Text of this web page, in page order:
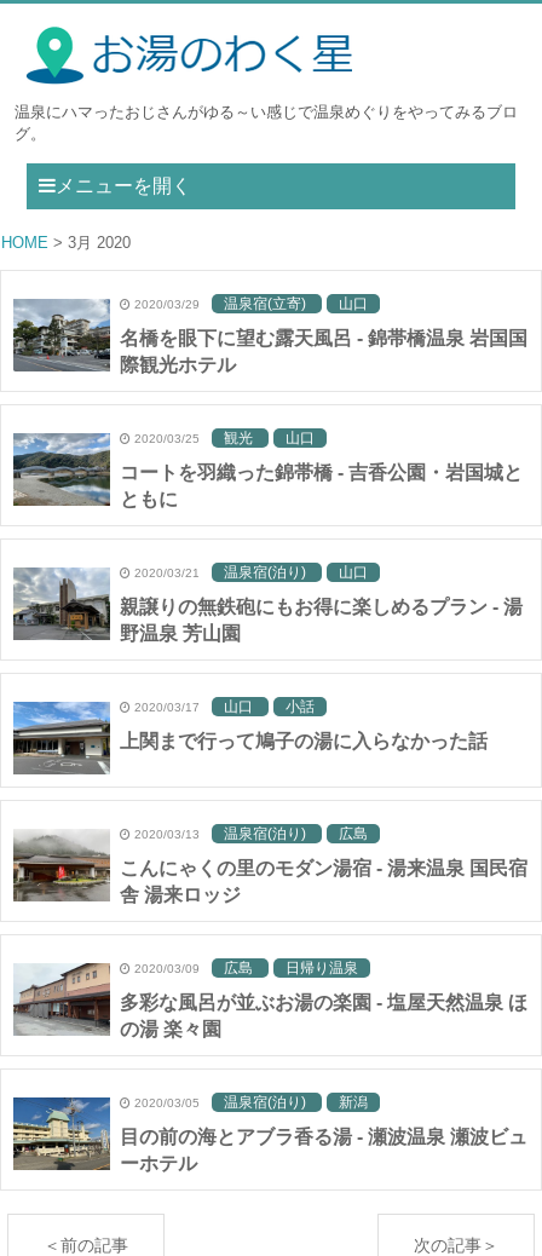
温泉にハマったおじさんがゆる～い感じで温泉めぐりをやってみるブロ
グ。
メニューを開く
HOME 3月 2020
2020/03/29 温泉宿(立寄) 山口
名橋を眼下に望む露天風呂 - 錦帯橋温泉 岩国国
際観光ホテル
2020/03/25 観光 山口
コートを羽織った錦帯橋 - 吉香公園・岩国城と
ともに
2020/03/21 温泉宿(泊り) 山口
親譲りの無鉄砲にもお得に楽しめるプラン - 湯
野温泉 芳山園
2020/03/17 山口 小話
上関まで行って鳩子の湯に入らなかった話
2020/03/13 温泉宿(泊り) 広島
こんにゃくの里のモダン湯宿 - 湯来温泉 国民宿
舎 湯来ロッジ
2020/03/09 広島 日帰り温泉
多彩な風呂が並ぶお湯の楽園 - 塩屋天然温泉 ほ
の湯 楽々園
2020/03/05 温泉宿(泊り) 新潟
目の前の海とアブラ香る湯 - 瀬波温泉 瀬波ビュ
ーホテル
＜前の記事 次の記事＞